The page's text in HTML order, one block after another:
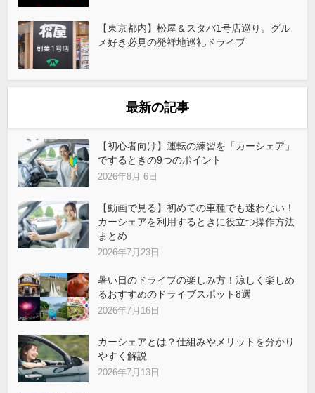
【東京都内】松屋＆スタバ1号店巡り。グル
メ好き必見の発祥地巡礼ドライブ
最新の記事
【初心者向け】運転の練習を「カーシェア」
でするときの9つのポイント
2026年8月 6日
【動画で見る】初めての車種でも迷わない！
カーシェアを利用するときに役立つ操作方法
まとめ
2026年7月23日
暑い日のドライブの楽しみ方！涼しく楽しめ
るおすすめのドライブスポット8選
2026年7月16日
カーシェアとは？仕組みやメリットを分かり
やすく解説
2026年7月13日